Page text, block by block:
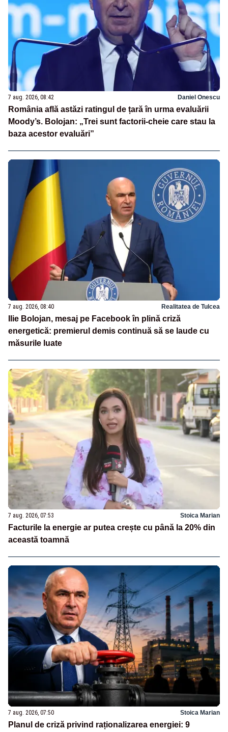
7 aug. 2026, 08:42 Daniel Onescu
România află astăzi ratingul de țară în urma evaluării
Moody’s. Bolojan: „Trei sunt factorii-cheie care stau la
baza acestor evaluări”
7 aug. 2026, 08:40 Realitatea de Tulcea
Ilie Bolojan, mesaj pe Facebook în plină criză
energetică: premierul demis continuă să se laude cu
măsurile luate
7 aug. 2026, 07:53 Stoica Marian
Facturile la energie ar putea crește cu până la 20% din
această toamnă
7 aug. 2026, 07:50 Stoica Marian
Planul de criză privind raționalizarea energiei: 9